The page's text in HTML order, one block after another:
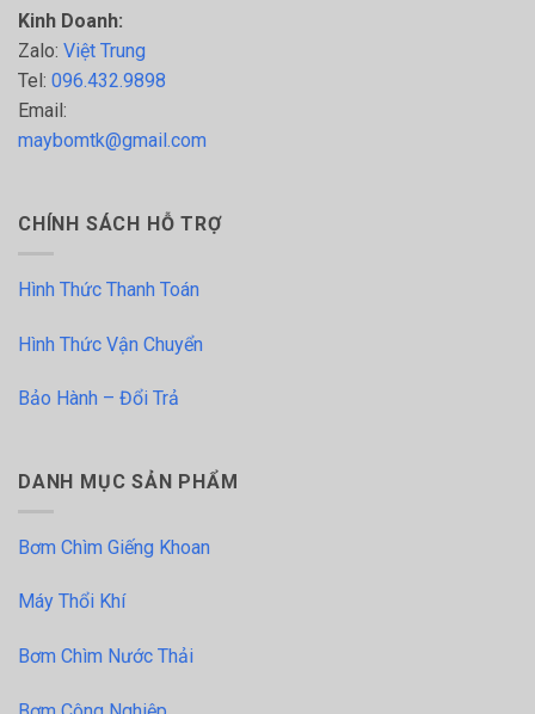
Kinh Doanh:
Zalo: Việt Trung
Tel: 096.432.9898
Email:
maybomtk@gmail.com
CHÍNH SÁCH HỖ TRỢ
Hình Thức Thanh Toán
Hình Thức Vận Chuyển
Bảo Hành – Đổi Trả
DANH MỤC SẢN PHẨM
Bơm Chìm Giếng Khoan
Máy Thổi Khí
Bơm Chìm Nước Thải